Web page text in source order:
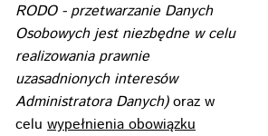
RODO - przetwarzanie Danych
Osobowych jest niezbędne w celu
realizowania prawnie
uzasadnionych interesów
Administratora Danych)oraz w
celu wypełnienia obowiązku